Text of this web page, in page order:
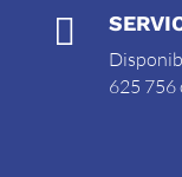

625 756